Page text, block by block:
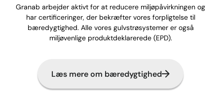
Granab arbejder aktivt for at reducere miljøpåvirkningen og
har certificeringer, der bekræfter vores forpligtelse til
bæredygtighed. Alle vores gulvstrøsystemer er også
miljøvenlige produktdeklarerede (EPD).
Læs mere om bæredygtighed